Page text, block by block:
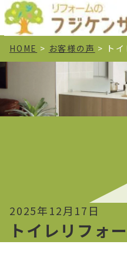
HOME > お客様の声 > ト
2025年12月17日
トイレリフォ